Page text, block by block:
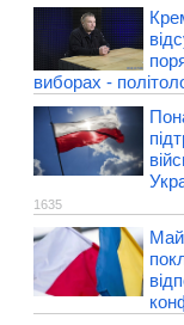
виборах -
1635